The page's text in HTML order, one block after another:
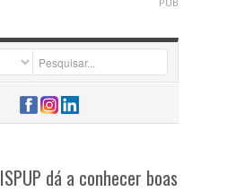
ISPUP dá a conhecer boas